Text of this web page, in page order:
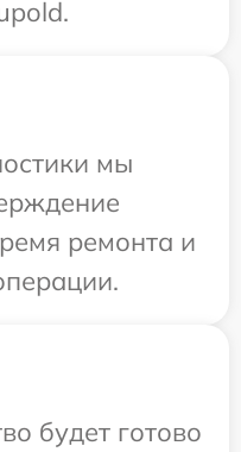
мы
ремонта и
будет готово